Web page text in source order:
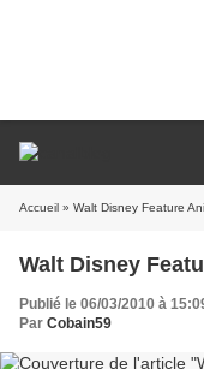
Accueil » Walt Disney Feature
Walt Disney
Publié le 06/03/2010 à
Par Cobain59